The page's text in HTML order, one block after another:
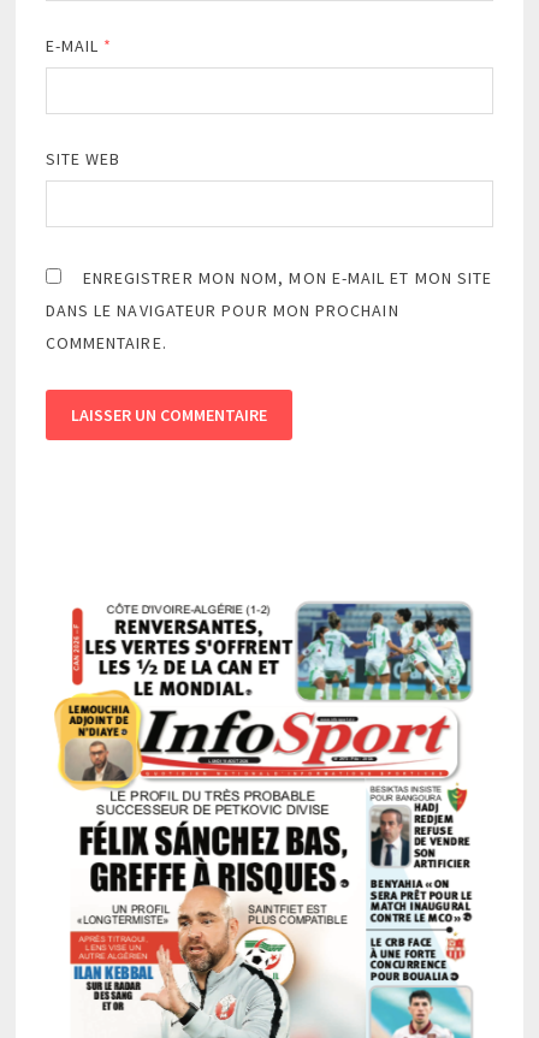
E-MAIL *
SITE WEB
ENREGISTRER MON NOM, MON E-MAIL ET MON SITE
DANS LE NAVIGATEUR POUR MON PROCHAIN
COMMENTAIRE.